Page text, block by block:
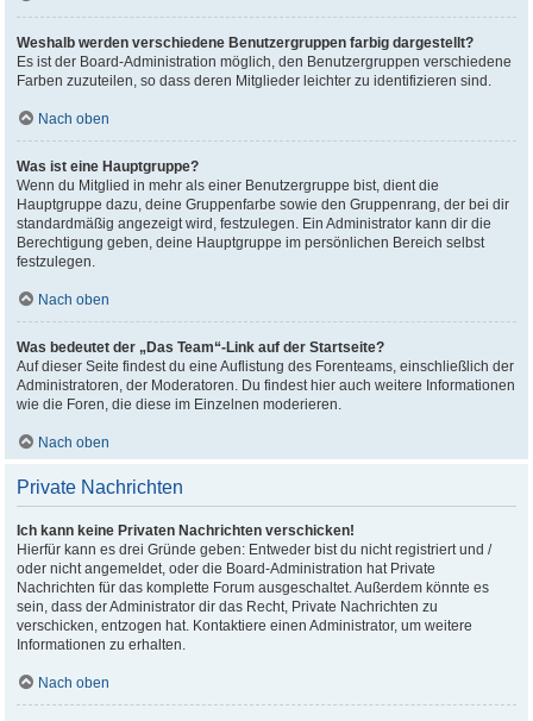
Weshalb werden verschiedene Benutzergruppen farbig dargestellt?
Es ist der Board-Administration möglich, den Benutzergruppen verschiedene
Farben zuzuteilen, so dass deren Mitglieder leichter zu identifizieren sind.
Nach oben
Was ist eine Hauptgruppe?
Wenn du Mitglied in mehr als einer Benutzergruppe bist, dient die
Hauptgruppe dazu, deine Gruppenfarbe sowie den Gruppenrang, der bei dir
standardmäßig angezeigt wird, festzulegen. Ein Administrator kann dir die
Berechtigung geben, deine Hauptgruppe im persönlichen Bereich selbst
festzulegen.
Nach oben
Was bedeutet der „Das Team“-Link auf der Startseite?
Auf dieser Seite findest du eine Auflistung des Forenteams, einschließlich der
Administratoren, der Moderatoren. Du findest hier auch weitere Informationen
wie die Foren, die diese im Einzelnen moderieren.
Nach oben
Private Nachrichten
Ich kann keine Privaten Nachrichten verschicken!
Hierfür kann es drei Gründe geben: Entweder bist du nicht registriert und /
oder nicht angemeldet, oder die Board-Administration hat Private
Nachrichten für das komplette Forum ausgeschaltet. Außerdem könnte es
sein, dass der Administrator dir das Recht, Private Nachrichten zu
verschicken, entzogen hat. Kontaktiere einen Administrator, um weitere
Informationen zu erhalten.
Nach oben